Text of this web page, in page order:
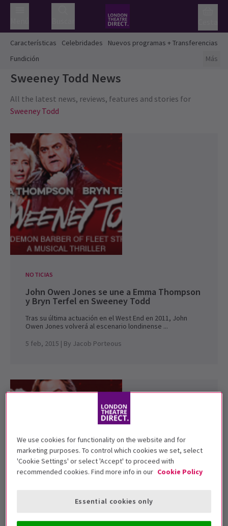
Características Celebridades
Nuevos programas + Transferencias
Fundición
Más
Sweeney Todd News
All the latest news, reviews, features and stories for
Sweeney Todd
NOTICIAS
John Owen Jones se une a Emma Thompson
y Bryn Terfel en Sweeney Todd
Tras su última actuación en el West End en 2011, John
Owen Jones volverá al escenario londinense ...
5 feb, 2015 | By Jacob Porteous
NOTICIAS
We use cookies for functionality on the website and for
marketing purposes. To control which cookies we set, select
'Cookie Settings' or select 'Accept' to proceed with
recommended cookies. Find more info in our Cookie Policy
Essential cookies only